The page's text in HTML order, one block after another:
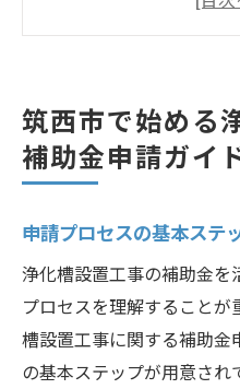
申請後のフォロ
浄化槽設置工事をお
補助金をフル活
コスト効果を高
地元の施工業者
過去の利用者の声
筑西市で始める
補助金申請ガイ
申請プロセスの基本ステ
浄化槽設置工事の補助金
プロセスを理解すること
槽設置工事に関する補助金
の基本ステップが用意され